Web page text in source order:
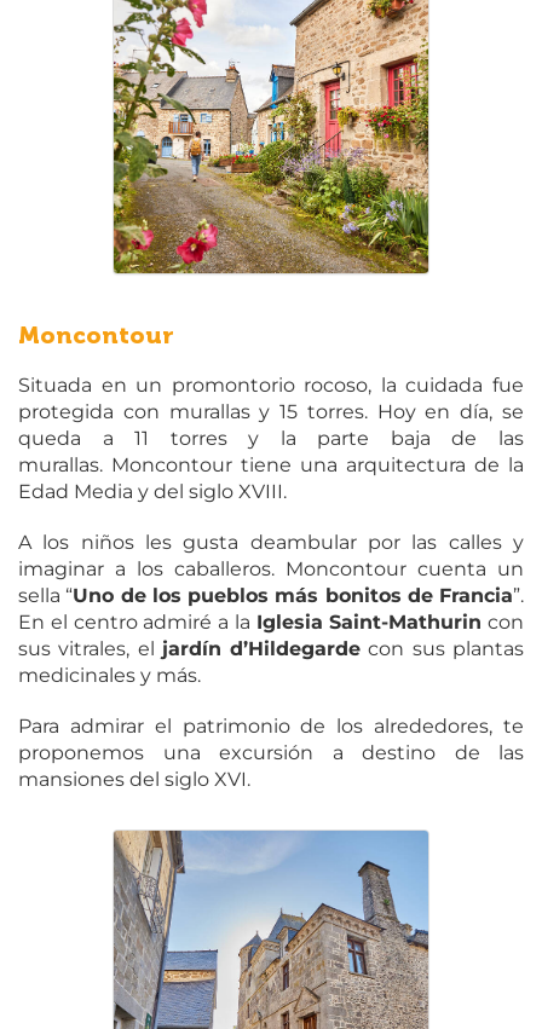
Moncontour
Situada en un promontorio rocoso, la cuidada fue
protegida con murallas y 15 torres. Hoy en día, se
queda a 11 torres y la parte baja de las
murallas. Moncontour tiene una arquitectura de la
Edad Media y del siglo XVIII.
A los niños les gusta deambular por las calles y
imaginar a los caballeros. Moncontour cuenta un
sella “Uno de los pueblos más bonitos de Francia”.
En el centro admiré a la Iglesia Saint-Mathurin con
sus vitrales, el jardín d’Hildegarde con sus plantas
medicinales y más.
Para admirar el patrimonio de los alrededores, te
proponemos una excursión a destino de las
mansiones del siglo XVI.